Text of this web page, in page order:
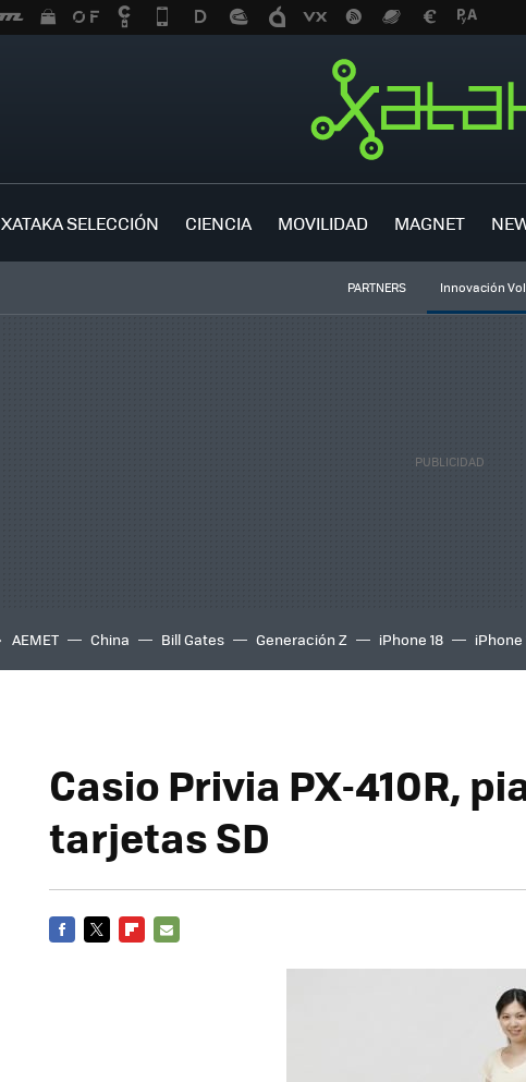
XATAKA SELECCIÓN CIENCIA MOVILIDAD MAGNET
PARTNERS Innovación
AEMET China Bill Gates Generación Z iPhone 18 iPhone
Casio Privia PX-410R,
tarjetas SD